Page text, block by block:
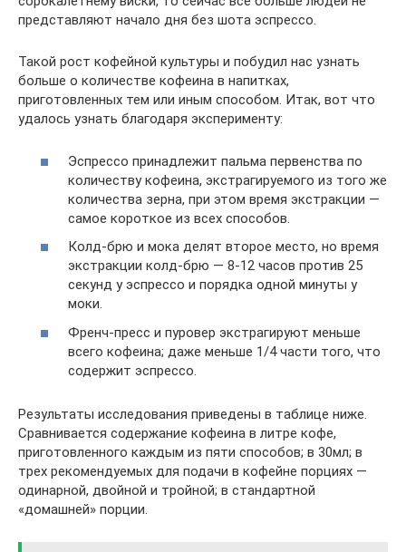
представляют начало дня без шота эспрессо.
Такой рост кофейной культуры и побудил нас узнать
больше о количестве кофеина в напитках,
приготовленных тем или иным способом. Итак, вот что
удалось узнать благодаря эксперименту:
Эспрессо принадлежит пальма первенства по
количеству кофеина, экстрагируемого из того же
количества зерна, при этом время экстракции —
самое короткое из всех способов.
Колд-брю и мока делят второе место, но время
экстракции колд-брю — 8-12 часов против 25
секунд у эспрессо и порядка одной минуты у
моки.
Френч-пресс и пуровер экстрагируют меньше
всего кофеина; даже меньше 1/4 части того, что
содержит эспрессо.
Результаты исследования приведены в таблице ниже.
Сравнивается содержание кофеина в литре кофе,
приготовленного каждым из пяти способов; в 30мл; в
трех рекомендуемых для подачи в кофейне порциях —
одинарной, двойной и тройной; в стандартной
«домашней» порции.